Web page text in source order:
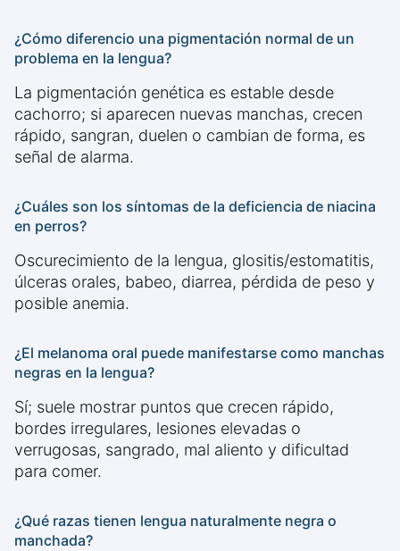
¿Cómo diferencio una pigmentación normal de un
problema en la lengua?
La pigmentación genética es estable desde
cachorro; si aparecen nuevas manchas, crecen
rápido, sangran, duelen o cambian de forma, es
señal de alarma.
¿Cuáles son los síntomas de la deficiencia de niacina
en perros?
Oscurecimiento de la lengua, glositis/estomatitis,
úlceras orales, babeo, diarrea, pérdida de peso y
posible anemia.
¿El melanoma oral puede manifestarse como manchas
negras en la lengua?
Sí; suele mostrar puntos que crecen rápido,
bordes irregulares, lesiones elevadas o
verrugosas, sangrado, mal aliento y dificultad
para comer.
¿Qué razas tienen lengua naturalmente negra o
manchada?